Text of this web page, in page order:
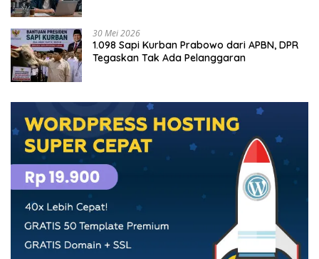
30 Mei 2026
1.098 Sapi Kurban Prabowo dari APBN, DPR
Tegaskan Tak Ada Pelanggaran